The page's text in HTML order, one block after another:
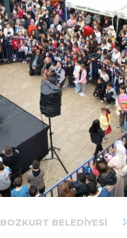
BOZKURT BELEDIYESI